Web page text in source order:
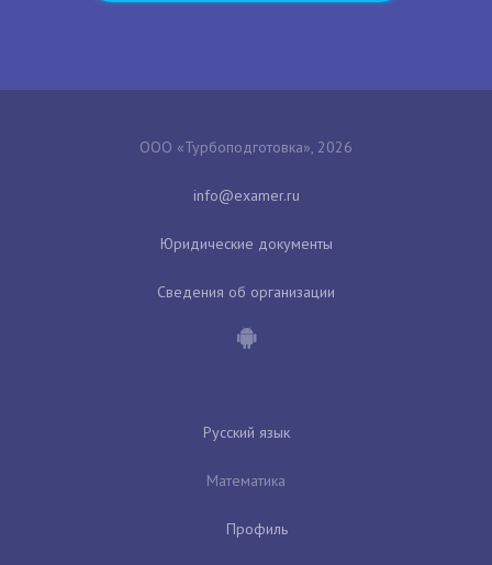
ООО «Турбоподготовка», 2026
Юридические документы
Сведения об организации
Русский язык
Математика
Профиль